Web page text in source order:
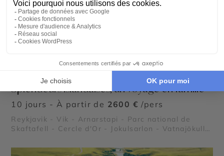
Splendeurs islandaises, un voyage en famille
10 jours - À partir de 2600 € /pers
Reykjavik - Vik - Arnarstapi - Parc national de
Skaftafell - Cercle d'Or - Jokulsarlon - Vatnajökull -
Plage de Diamant